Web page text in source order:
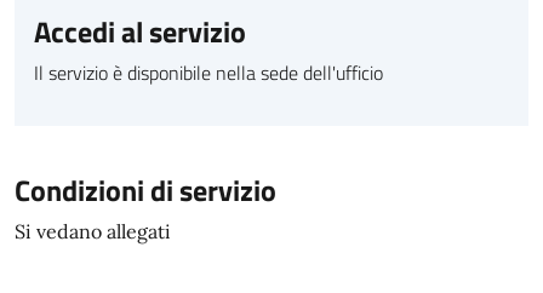
Accedi al servizio
Il servizio è disponibile nella sede dell'ufficio
Condizioni di servizio
Si vedano allegati